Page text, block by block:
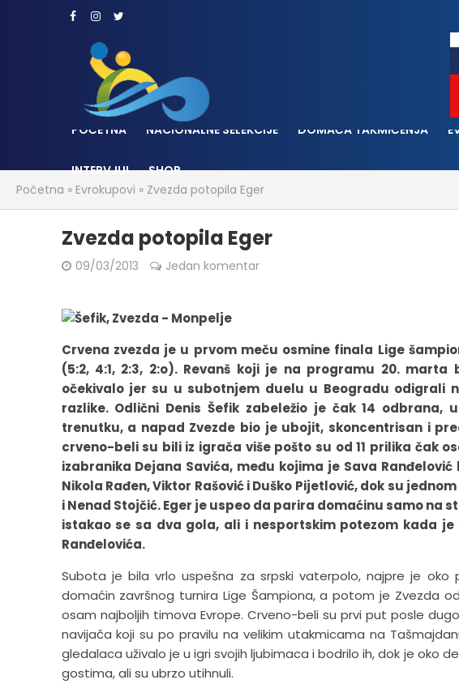
POČETNA NACIONALNE SELEKCIJE DOMAĆA TAKMIČENJA
INTERVJUI
SHOP
Početna » Evrokupovi » Zvezda potopila Eger
Zvezda potopila Eger
09/03/2013 Jedan komentar
Crvena zvezda je u prvom meču osmine finala Lige
(5:2, 4:1, 2:3, 2:o). Revanš koji je na programu 20.
očekivalo jer su u subotnjem duelu u Beogradu odigrali
razlike. Odlični Denis Šefik zabeležio je čak 14
trenutku, a napad Zvezde bio je ubojit, skoncentrisan i
crveno-beli su bili iz igrača više pošto su od 11 prilika čak
izabranika Dejana Savića, među kojima je Sava
Nikola Rađen, Viktor Rašović i Duško Pijetlović, dok su
i Nenad Stojčić. Eger je uspeo da parira domaćinu samo na
istakao se sa dva gola, ali i nesportskim potezom kada
Ranđelovića.
Subota je bila vrlo uspešna za srpski vaterpolo, najpre je
domaćin završnog turnira Lige Šampiona, a potom je Zvezda
osam najboljih timova Evrope. Crveno-beli su prvi put posle
navijača koji su po pravilu na velikim utakmicama na
gledalaca uživalo je u igri svojih ljubimaca i bodrilo ih, dok je oko
gostima, ali su ubrzo utihnuli.